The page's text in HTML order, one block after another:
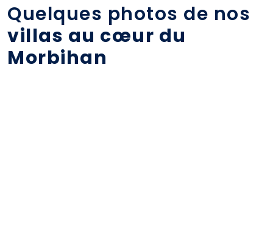
Quelques photos de nos
villas au cœur du
Morbihan